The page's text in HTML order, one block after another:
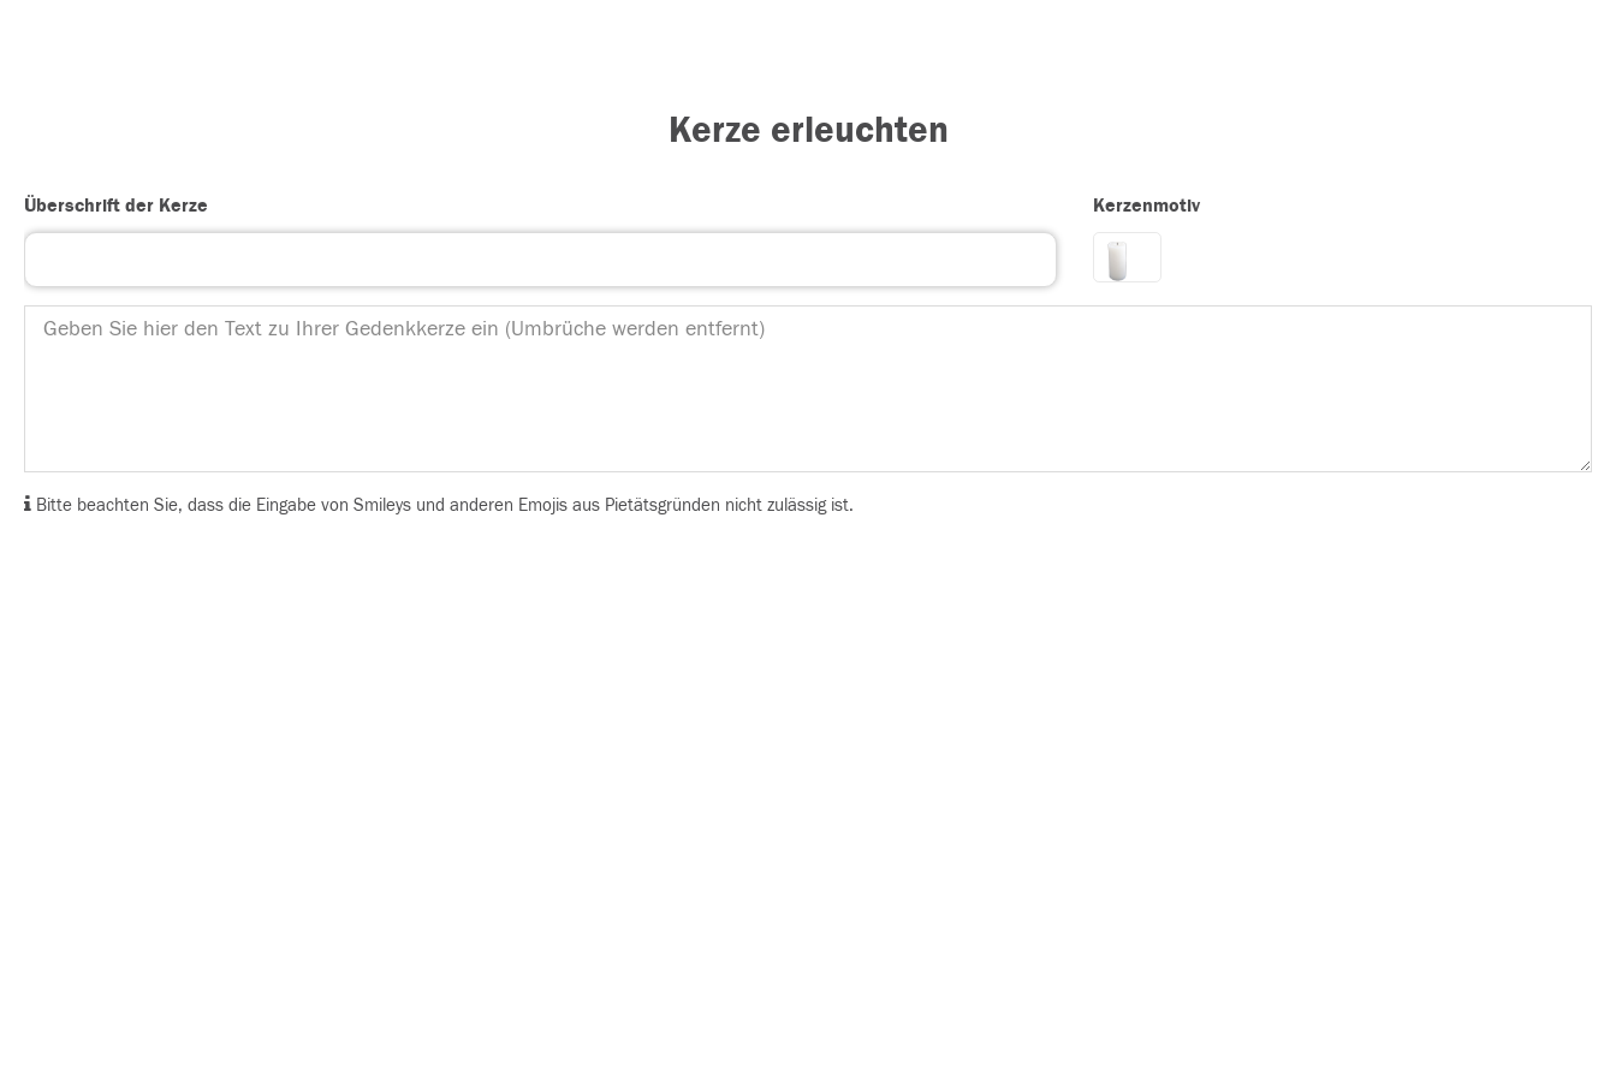
Kerze erleuchten
Überschrift der Kerze Kerzenmotiv
Bitte beachten Sie, dass die Eingabe von Smileys und anderen Emojis aus Pietätsgründen nicht zulässig ist.